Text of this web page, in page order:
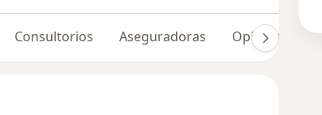
Consultorios Aseguradoras Opiniones (26)